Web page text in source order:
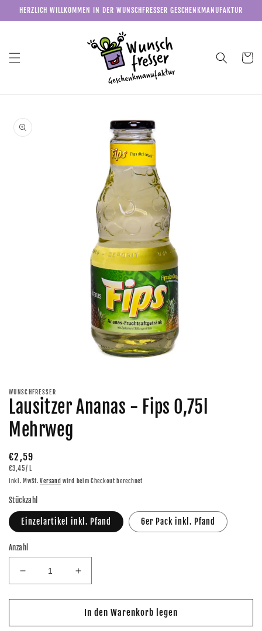
zum
Inhalt
HERZLICH WILLKOMMEN IN DER WUNSCHFRESSER GESCHENKMANUFAKTUR
Modal
öffnen
WUNSCHFRESSER
Lausitzer Ananas - Fips 0,75l
Mehrweg
Normaler
Preis
€2,59
GRUNDPREIS
€3,45/ PRO
L
inkl. MwSt.Versand wird beim Checkout berechnet
Stückzahl
Einzelartikel inkl. Pfand 6er Pack inkl. Pfand
Anzahl
Verringere
die
Menge
Lausitzer
Erhöhe
die
Menge
für
Lausitzer
In den Warenkorb legen